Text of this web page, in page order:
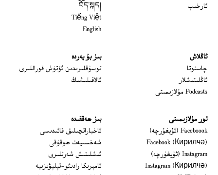
ئارخىپ
བོད་སྐད།
Tiếng Việt
English
ئاڭلاش
چاستوتا
ئاڭلىتىشلار
Podcasts مۇلازىمىتى
بىز بۇ يەردە
توسۇقلىرىدىن ئۆتۈش قوراللىرى
ئالاقىلىشىڭ
تور مۇلازىمىتى
Faceboook (ئۇيغۇرچە)
Opens in new window
Facebook (Кирилчә)
Opens in new window
Instagram (ئۇيغۇرچە)
Opens in new window
Instagram (Кирилчә)
Opens in new window
بىز ھەققىدە
ئاخباراتچىلىق قائىدىسى
شەخسىيەت ھوقۇقى
ئىشلىتىش شەرتلىرى
ئامېرىكا رادىئو-تېلېۋىزىيە